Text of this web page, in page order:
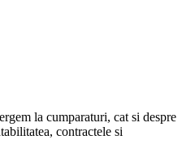
la cumparaturi, cat si despre
contractele si